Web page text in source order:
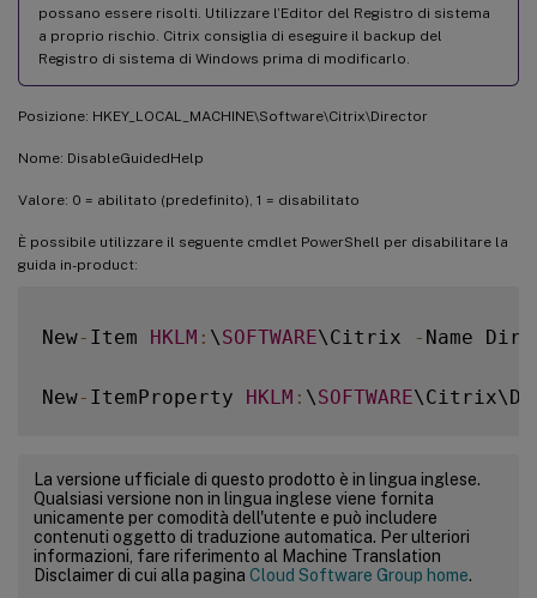
possano essere risolti. Utilizzare l’Editor del Registro di sistema
a proprio rischio. Citrix consiglia di eseguire il backup del
Registro di sistema di Windows prima di modificarlo.
Posizione: HKEY_LOCAL_MACHINE\Software\Citrix\Director
Nome: DisableGuidedHelp
Valore: 0 = abilitato (predefinito), 1 = disabilitato
È possibile utilizzare il seguente cmdlet PowerShell per disabilitare la
guida in-product:
New- Item HKLM : \SOFTWARE\Citrix - Name
New- ItemProperty HKLM : \SOFTWARE
La versione ufficiale di questo prodotto è in lingua inglese.
Qualsiasi versione non in lingua inglese viene fornita
unicamente per comodità dell'utente e può includere
contenuti oggetto di traduzione automatica. Per ulteriori
informazioni, fare riferimento al Machine Translation
Disclaimer di cui alla pagina Cloud Software Group home.